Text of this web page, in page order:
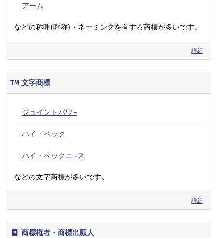
アーム
などの称呼(呼称)・ネーミングを有する商標が多いです。
詳細
文字商標
ジョイントパワ−
ハイ・ベック
ハイ・ベックエ−ス
などの文字商標が多いです。
詳細
商標権者・商標出願人